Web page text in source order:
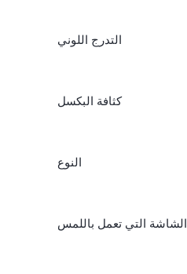
التدرج اللوني
كثافة البكسل
النوع
الشاشة التي تعمل باللمس